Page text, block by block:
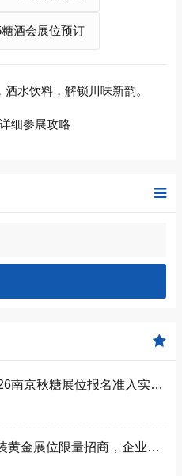
糖酒会展位预订
水饮料，解锁川味新韵。
细参展攻略
速看收藏！休闲零食品牌2026南京秋糖展位报名准入实操步骤
错过再等一年！南京秋糖特装黄金展位限量招商，企业抓紧提交预定申请